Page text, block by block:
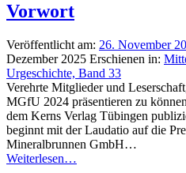
Vorwort
Veröffentlicht am: 26. November
Dezember 2025 Erschienen in:
Urgeschichte, Band 33
Verehrte Mitglieder und
MGfU 2024 präsentieren zu
dem Kerns Verlag Tübingen
beginnt mit der Laudatio auf die
Mineralbrunnen GmbH…
Weiterlesen…